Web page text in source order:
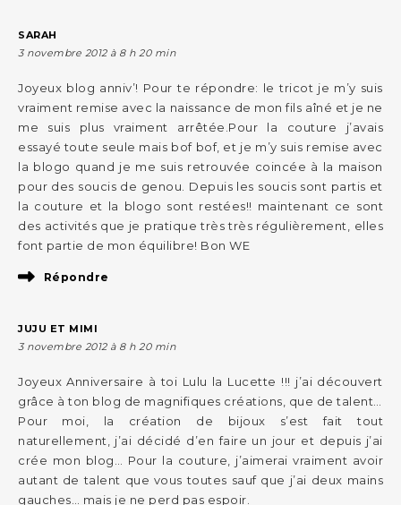
SARAH
3 novembre 2012 à 8 h 20 min
Joyeux blog anniv’! Pour te répondre: le tricot je m’y suis
vraiment remise avec la naissance de mon fils aîné et je ne
me suis plus vraiment arrêtée.Pour la couture j’avais
essayé toute seule mais bof bof, et je m’y suis remise avec
la blogo quand je me suis retrouvée coincée à la maison
pour des soucis de genou. Depuis les soucis sont partis et
la couture et la blogo sont restées!! maintenant ce sont
des activités que je pratique très très régulièrement, elles
font partie de mon équilibre! Bon WE
Répondre
JUJU ET MIMI
3 novembre 2012 à 8 h 20 min
Joyeux Anniversaire à toi Lulu la Lucette !!! j’ai découvert
grâce à ton blog de magnifiques créations, que de talent…
Pour moi, la création de bijoux s’est fait tout
naturellement, j’ai décidé d’en faire un jour et depuis j’ai
crée mon blog… Pour la couture, j’aimerai vraiment avoir
autant de talent que vous toutes sauf que j’ai deux mains
gauches… mais je ne perd pas espoir.